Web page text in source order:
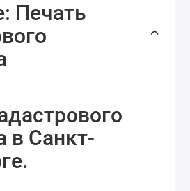
Печать
в Санкт-